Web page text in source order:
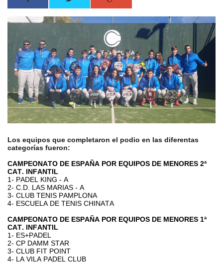
Los equipos que completaron el podio en las diferentas
categorías fueron:
CAMPEONATO DE ESPAÑA POR EQUIPOS DE MENORES 2ª
CAT. INFANTIL
1- PADEL KING - A
2- C.D. LAS MARIAS - A
3- CLUB TENIS PAMPLONA
4- ESCUELA DE TENIS CHINATA
CAMPEONATO DE ESPAÑA POR EQUIPOS DE MENORES 1ª
CAT. INFANTIL
1- ES+PADEL
2- CP DAMM STAR
3- CLUB FIT POINT
4- LA VILA PADEL CLUB